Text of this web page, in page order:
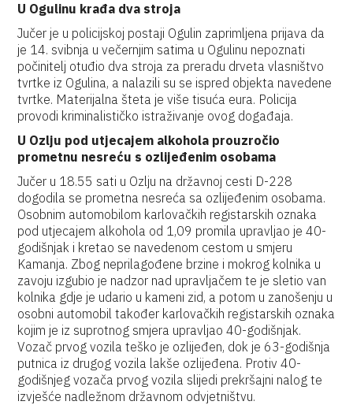
U Ogulinu krađa dva stroja
Jučer je u policijskoj postaji Ogulin zaprimljena prijava da
je 14. svibnja u večernjim satima u Ogulinu nepoznati
počinitelj otuđio dva stroja za preradu drveta vlasništvo
tvrtke iz Ogulina, a nalazili su se ispred objekta navedene
tvrtke. Materijalna šteta je više tisuća eura. Policija
provodi kriminalističko istraživanje ovog događaja.
U Ozlju pod utjecajem alkohola prouzročio
prometnu nesreću s ozlijeđenim osobama
Jučer u 18.55 sati u Ozlju na državnoj cesti D-228
dogodila se prometna nesreća sa ozlijeđenim osobama.
Osobnim automobilom karlovačkih registarskih oznaka
pod utjecajem alkohola od 1,09 promila upravljao je 40-
godišnjak i kretao se navedenom cestom u smjeru
Kamanja. Zbog neprilagođene brzine i mokrog kolnika u
zavoju izgubio je nadzor nad upravljačem te je sletio van
kolnika gdje je udario u kameni zid, a potom u zanošenju u
osobni automobil također karlovačkih registarskih oznaka
kojim je iz suprotnog smjera upravljao 40-godišnjak.
Vozač prvog vozila teško je ozlijeđen, dok je 63-godišnja
putnica iz drugog vozila lakše ozlijeđena. Protiv 40-
godišnjeg vozača prvog vozila slijedi prekršajni nalog te
izvješće nadležnom državnom odvjetništvu.